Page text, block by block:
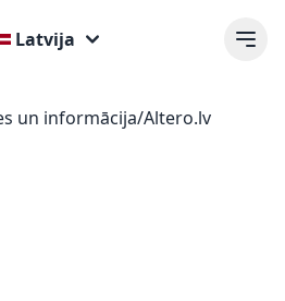
Latvija
un informācija/Altero.lv